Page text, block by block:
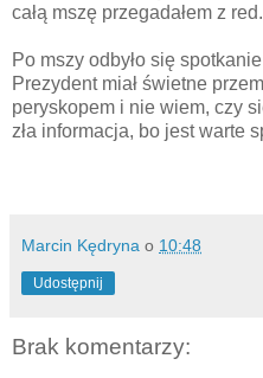
całą mszę przegadałem z
Po mszy odbyło się
Prezydent miał świetne
peryskopem i nie wiem, czy
zła informacja, bo jest warte
Marcin Kędryna o 10:48
Udostępnij
Brak komentarzy: